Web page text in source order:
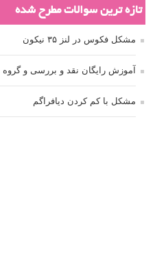
تازه ترین سوالات مطرح شده
مشکل فکوس در لنز ۳۵ نیکون
آموزش رایگان نقد و بررسی و گروه
مشکل با کم کردن دیافراگم